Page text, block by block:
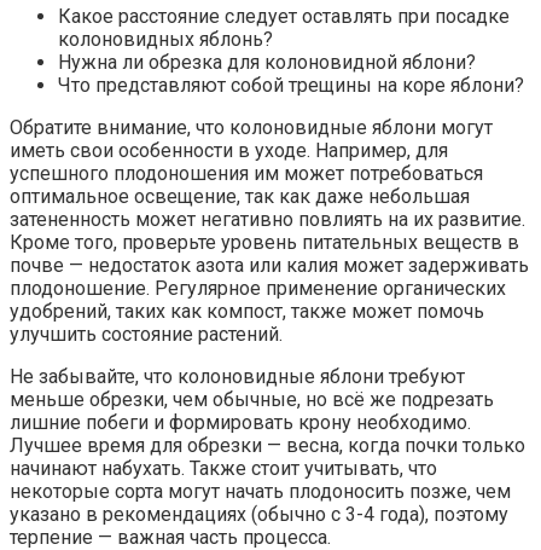
Какое расстояние следует оставлять при посадке
колоновидных яблонь?
Нужна ли обрезка для колоновидной яблони?
Что представляют собой трещины на коре яблони?
Обратите внимание, что колоновидные яблони могут
иметь свои особенности в уходе. Например, для
успешного плодоношения им может потребоваться
оптимальное освещение, так как даже небольшая
затененность может негативно повлиять на их развитие.
Кроме того, проверьте уровень питательных веществ в
почве — недостаток азота или калия может задерживать
плодоношение. Регулярное применение органических
удобрений, таких как компост, также может помочь
улучшить состояние растений.
Не забывайте, что колоновидные яблони требуют
меньше обрезки, чем обычные, но всё же подрезать
лишние побеги и формировать крону необходимо.
Лучшее время для обрезки — весна, когда почки только
начинают набухать. Также стоит учитывать, что
некоторые сорта могут начать плодоносить позже, чем
указано в рекомендациях (обычно с 3-4 года), поэтому
терпение — важная часть процесса.